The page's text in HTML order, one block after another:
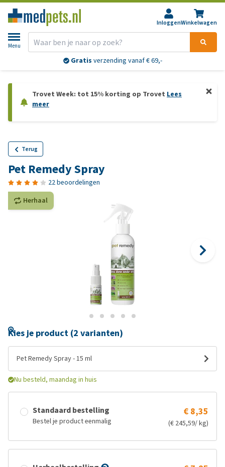
InloggenWinkelwagen
Menu
Gratis verzending vanaf € 69,-
Trovet Week: tot 15% korting op Trovet Lees
meer
Terug
Pet Remedy Spray
22 beoordelingen
Herhaal
Kies je product (2 varianten)
Pet Remedy Spray - 15 ml
Nu besteld, maandag in huis
Standaard bestelling
Bestel je product eenmalig
€ 8,35
(€ 245,59/ kg)